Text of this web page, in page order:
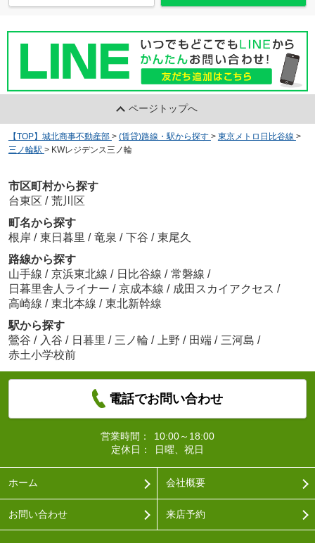
ページトップへ
【TOP】城北商事不動産部 > (賃貸)路線・駅から探す > 東京メトロ日比谷線 >
三ノ輪駅 > KWレジデンス三ノ輪
市区町村から探す
台東区 / 荒川区
町名から探す
根岸 / 東日暮里 / 竜泉 / 下谷 / 東尾久
路線から探す
山手線 / 京浜東北線 / 日比谷線 / 常磐線 /
日暮里舎人ライナー / 京成本線 / 成田スカイアクセス /
高崎線 / 東北本線 / 東北新幹線
駅から探す
鶯谷 / 入谷 / 日暮里 / 三ノ輪 / 上野 / 田端 / 三河島 /
赤土小学校前
電話でお問い合わせ
営業時間：
10:00～18:00
定休日：
日曜、祝日
ホーム 会社概要
お問い合わせ 来店予約